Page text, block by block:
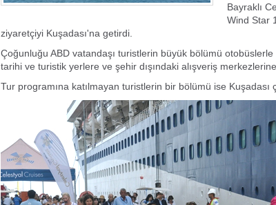
Bayraklı
Wind Star
ziyaretçiyi Kuşadası'na getirdi.
Çoğunluğu ABD vatandaşı turistlerin büyük bölümü
tarihi ve turistik yerlere ve şehir dışındaki alışveriş
Tur programına katılmayan turistlerin bir bölümü ise Kuşadası